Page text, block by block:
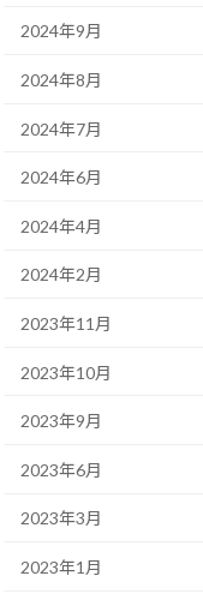
2024年9月
2024年8月
2024年7月
2024年6月
2024年4月
2024年2月
2023年11月
2023年10月
2023年9月
2023年6月
2023年3月
2023年1月